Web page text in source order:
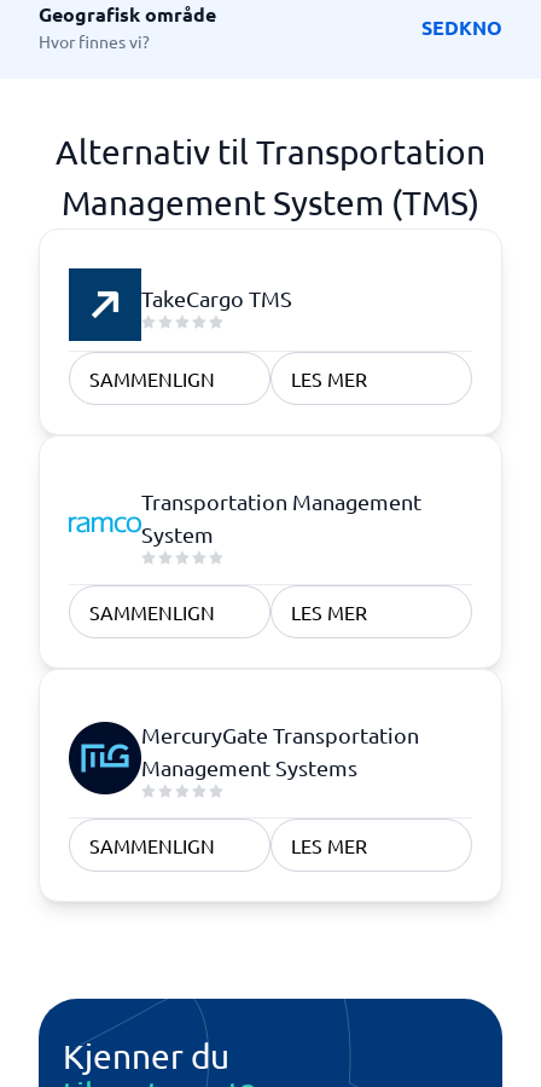
Geografisk område
Hvor finnes vi?
SEDKNO
Alternativ til Transportation
Management System (TMS)
TakeCargo TMS
SAMMENLIGN LES MER
Transportation Management
System
SAMMENLIGN LES MER
MercuryGate Transportation
Management Systems
SAMMENLIGN LES MER
Kjenner du